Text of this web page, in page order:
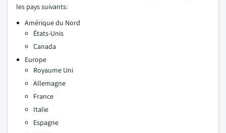
les pays suivants:
Amérique du Nord
États-Unis
Canada
Europe
Royaume Uni
Allemagne
France
Italie
Espagne